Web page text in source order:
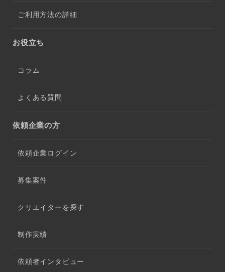
ご利用方法の詳細
お役立ち
コラム
よくある質問
依頼企業の方
依頼企業ログイン
募集案件
クリエイターを探す
制作実績
依頼者インタビュー